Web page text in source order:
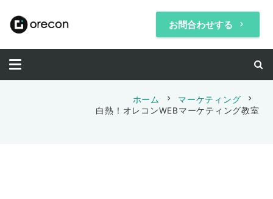
お問合わせする keyboard_arrow_right
ホーム chevron_right マーケティング chevron_right
白熱！オレコンWEBマーケティング教室